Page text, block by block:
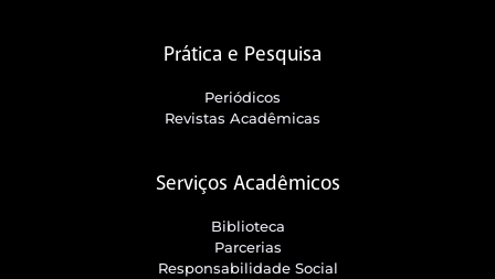
Prática e Pesquisa
Periódicos
Revistas Acadêmicas
Serviços Acadêmicos
Biblioteca
Parcerias
Responsabilidade Social